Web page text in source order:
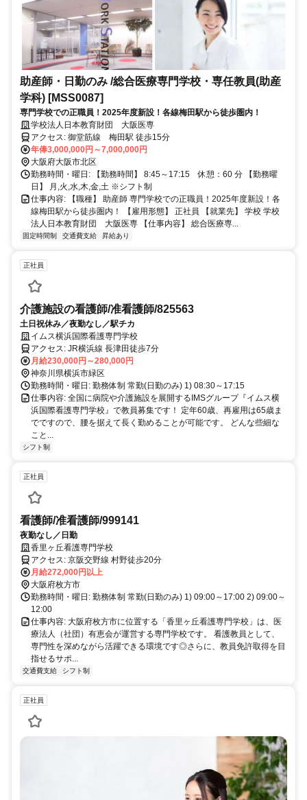
助産師・日勤のみ /総合医療専門学校・専任教員(助産
学科) [MSS0087]
専門学校での正職員！2025年度新設！各線梅田駅から徒歩圏内！
学校法人日本教育財団 大阪医専
アクセス: 御堂筋線 梅田駅 徒歩15分
年俸3,000,000円～7,000,000円
大阪府大阪市北区
勤務時間・曜日: 【勤務時間】 8:45～17:15 休憩：60 分 【勤務曜
日】 月,火,水,木,金,土 ※シフト制
仕事内容: 【職種】 助産師 専門学校での正職員！2025年度新設！各
線梅田駅から徒歩圏内！ 【雇用形態】 正社員 【就業先】 学校 学校
法人日本教育財団 大阪医専 【仕事内容】 総合医療専...
固定時間制 交通費支給 昇給あり
正社員
介護施設の看護師/准看護師/825563
土日祝休み／夜勤なし／駅チカ
イムス横浜国際看護専門学校
アクセス: JR横浜線 長津田徒歩7分
月給230,000円～280,000円
神奈川県横浜市緑区
勤務時間・曜日: 勤務体制 常勤(日勤のみ) 1) 08:30～17:15
仕事内容: 全国に病院や介護施設を展開するIMSグループ『イムス横
浜国際看護専門学校』で教員募集です！ 定年60歳、再雇用は65歳ま
でですので、腰を据えて長く勤めることが可能です。 どんな些細な
こと...
シフト制
正社員
看護師/准看護師/999141
夜勤なし／日勤
香里ヶ丘看護専門学校
アクセス: 京阪交野線 村野徒歩20分
月給272,000円以上
大阪府枚方市
勤務時間・曜日: 勤務体制 常勤(日勤のみ) 1) 09:00～17:00 2) 09:00～
12:00
仕事内容: 大阪府枚方市に位置する「香里ヶ丘看護専門学校」は、医
療法人（社団）有恵会が運営する専門学校です。 看護教員として、
専門性を深めながら活躍できる環境です◎さらに、教員免許取得を目
指せるサポ...
交通費支給 シフト制
正社員